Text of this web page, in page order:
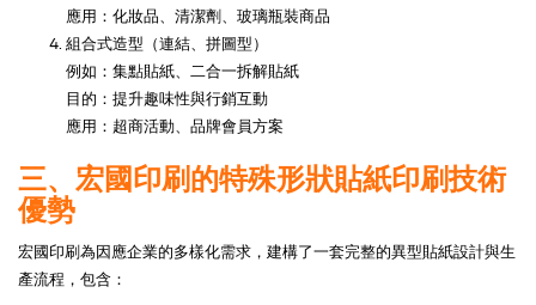
應用：化妝品、清潔劑、玻璃瓶裝商品
組合式造型（連結、拼圖型）
例如：集點貼紙、二合一拆解貼紙
目的：提升趣味性與行銷互動
應用：超商活動、品牌會員方案
三、宏國印刷的特殊形狀貼紙印刷技術
優勢
宏國印刷為因應企業的多樣化需求，建構了一套完整的異型貼紙設計與生
產流程，包含：